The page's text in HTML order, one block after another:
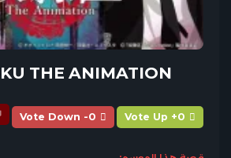
THE ANIMATION
Vote Up +0
Vote Down -0